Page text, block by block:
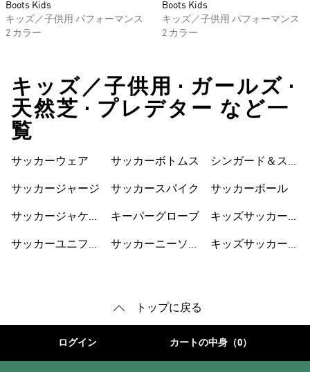
Boots Kids
キッズ／子供用 パフォーマンス
2 カラー
Boots Kids
キッズ／子供用 パフォーマンス
2 カラー
キッズ／子供用 • ガールズ •
天然芝 • プレデター など一
覧
サッカーウェア
サッカージャージ
サッカージャケッ
サッカーユニフォ
サッカーボトムス
サッカースパイク
キーパーグローブ
サッカーニーソッ
シンガード＆スト
サッカーボール
キッズサッカーウ
キッズサッカーシ
トップに戻る
ログイン カートの中身（0）